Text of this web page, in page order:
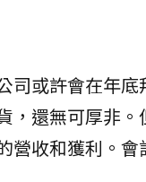
司或許會在年
，還無可厚非
營收和獲利。